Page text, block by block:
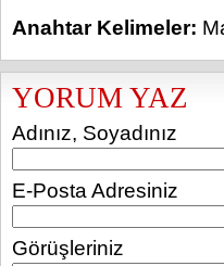
Anahtar Kelimeler:
YORUM YAZ
Adınız, Soyadınız
E-Posta Adresiniz
Görüşleriniz